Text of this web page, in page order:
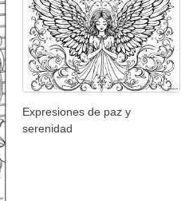
Expresiones de paz y
serenidad